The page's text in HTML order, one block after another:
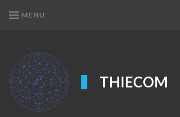
MENU
THIECOM